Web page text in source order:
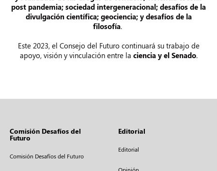
post pandemia; sociedad intergeneracional; desafíos de la
divulgación científica; geociencia; y desafíos de la
filosofía.
Este 2023, el Consejo del Futuro continuará su trabajo de
apoyo, visión y vinculación entre la ciencia y el Senado.
Comisión Desafíos del
Futuro
Comisión Desafíos del Futuro
Editorial
Editorial